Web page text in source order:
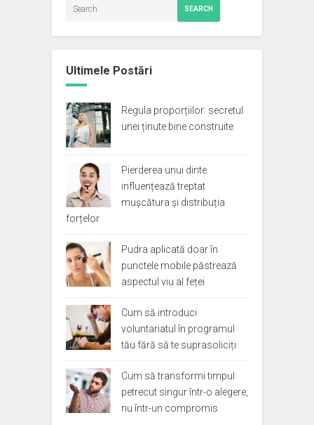
SEARCH
Ultimele Postări
Regula proporțiilor: secretul
unei ținute bine construite
Pierderea unui dinte
influențează treptat
mușcătura și distribuția
forțelor
Pudra aplicată doar în
punctele mobile păstrează
aspectul viu al feței
Cum să introduci
voluntariatul în programul
tău fără să te suprasoliciți
Cum să transformi timpul
petrecut singur într-o alegere,
nu într-un compromis